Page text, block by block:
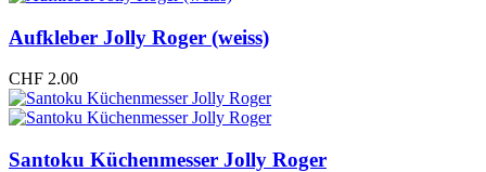
Aufkleber Jolly Roger (weiss)
CHF 2.00
Santoku Küchenmesser Jolly Roger